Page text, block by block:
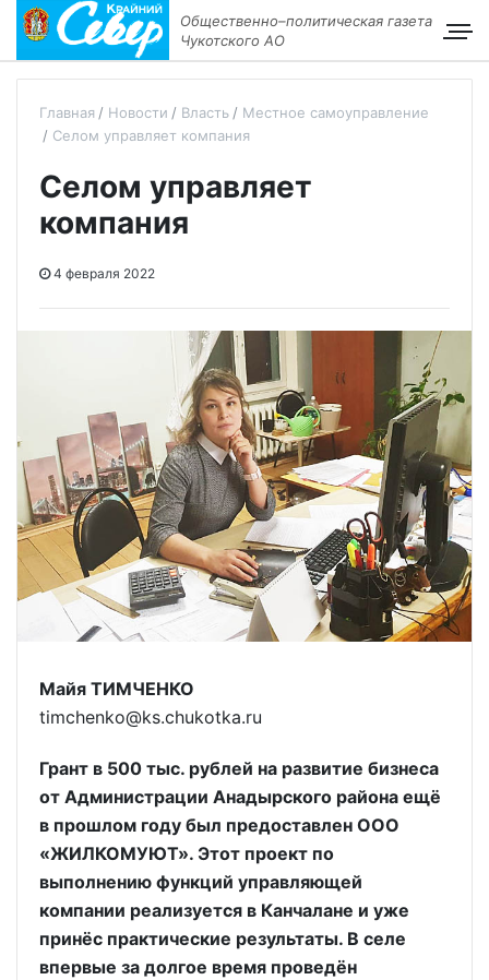
Общественно–политическая газета
Чукотского АО
Главная Новости Власть
Местное самоуправление
Селом управляет компания
Селом управляет
компания
4 февраля 2022
Майя ТИМЧЕНКО
timchenko@ks.chukotka.ru
Грант в 500 тыс. рублей на развитие бизнеса
от Администрации Анадырского района ещё
в прошлом году был предоставлен ООО
«ЖИЛКОМУЮТ». Этот проект по
выполнению функций управляющей
компании реализуется в Канчалане и уже
принёс практические результаты. В селе
впервые за долгое время проведён